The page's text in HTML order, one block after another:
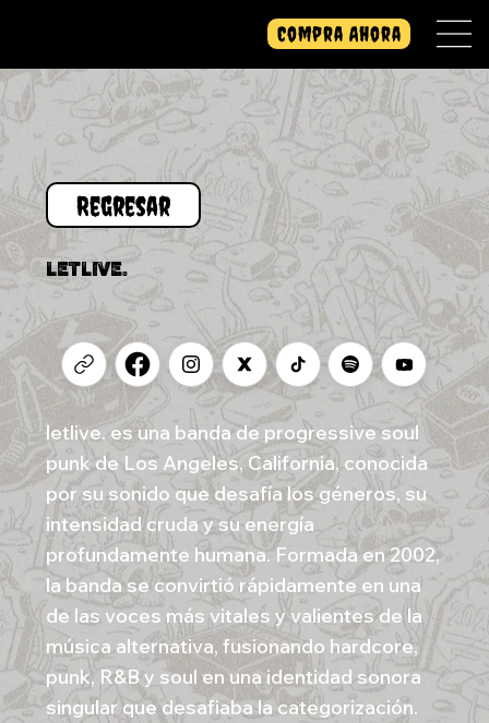
Compra Ahora
Regresar
LETLIVE.
letlive. es una banda de progressive soul
punk de Los Angeles, California, conocida
por su sonido que desafía los géneros, su
intensidad cruda y su energía
profundamente humana. Formada en 2002,
la banda se convirtió rápidamente en una
de las voces más vitales y valientes de la
música alternativa, fusionando hardcore,
punk, R&B y soul en una identidad sonora
singular que desafiaba la categorización.